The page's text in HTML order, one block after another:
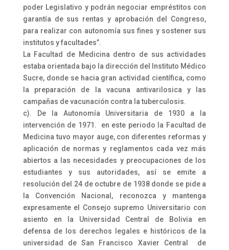
poder Legislativo y podrán negociar empréstitos con
garantía de sus rentas y aprobación del Congreso,
para realizar con autonomía sus fines y sostener sus
institutos y facultades”.
La Facultad de Medicina dentro de sus actividades
estaba orientada bajo la dirección del Instituto Médico
Sucre, donde se hacia gran actividad científica, como
la preparación de la vacuna antivarilosica y las
campañas de vacunación contra la tuberculosis.
c). De la Autonomía Universitaria de 1930 a la
intervención de 1971. en este periodo la Facultad de
Medicina tuvo mayor auge, con diferentes reformas y
aplicación de normas y reglamentos cada vez más
abiertos a las necesidades y preocupaciones de los
estudiantes y sus autoridades, así se emite a
resolución del 24 de octubre de 1938 donde se pide a
la Convención Nacional, reconozca y mantenga
expresamente el Consejo supremo Universitario con
asiento en la Universidad Central de Bolivia en
defensa de los derechos legales e históricos de la
universidad de San Francisco Xavier Central de